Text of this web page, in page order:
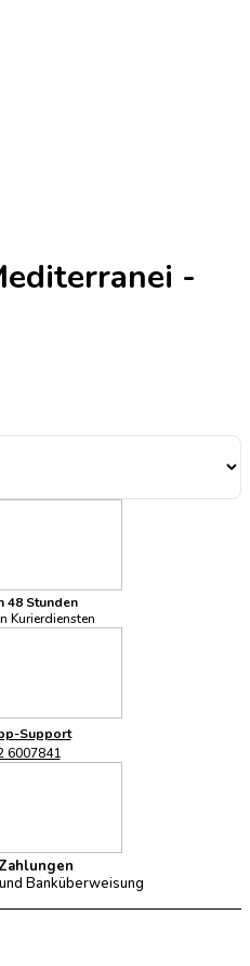
-
48 Stunden
Kurierdiensten
Support
6007841
Banküberweisung